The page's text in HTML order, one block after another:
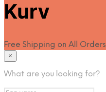
Kurv
Free Shipping on All
×
What are you looking for?